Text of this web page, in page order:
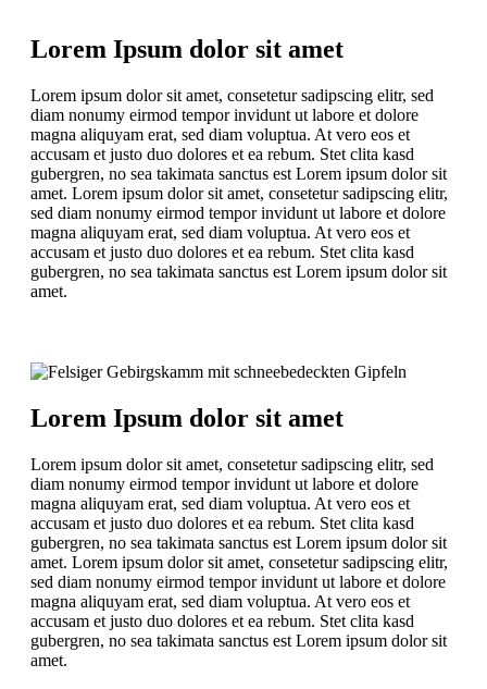
Lorem Ipsum dolor sit amet
Lorem ipsum dolor sit amet, consetetur sadipscing elitr, sed
diam nonumy eirmod tempor invidunt ut labore et dolore
magna aliquyam erat, sed diam voluptua. At vero eos et
accusam et justo duo dolores et ea rebum. Stet clita kasd
gubergren, no sea takimata sanctus est Lorem ipsum dolor sit
amet. Lorem ipsum dolor sit amet, consetetur sadipscing elitr,
sed diam nonumy eirmod tempor invidunt ut labore et dolore
magna aliquyam erat, sed diam voluptua. At vero eos et
accusam et justo duo dolores et ea rebum. Stet clita kasd
gubergren, no sea takimata sanctus est Lorem ipsum dolor sit
amet.
Lorem Ipsum dolor sit amet
Lorem ipsum dolor sit amet, consetetur sadipscing elitr, sed
diam nonumy eirmod tempor invidunt ut labore et dolore
magna aliquyam erat, sed diam voluptua. At vero eos et
accusam et justo duo dolores et ea rebum. Stet clita kasd
gubergren, no sea takimata sanctus est Lorem ipsum dolor sit
amet. Lorem ipsum dolor sit amet, consetetur sadipscing elitr,
sed diam nonumy eirmod tempor invidunt ut labore et dolore
magna aliquyam erat, sed diam voluptua. At vero eos et
accusam et justo duo dolores et ea rebum. Stet clita kasd
gubergren, no sea takimata sanctus est Lorem ipsum dolor sit
amet.